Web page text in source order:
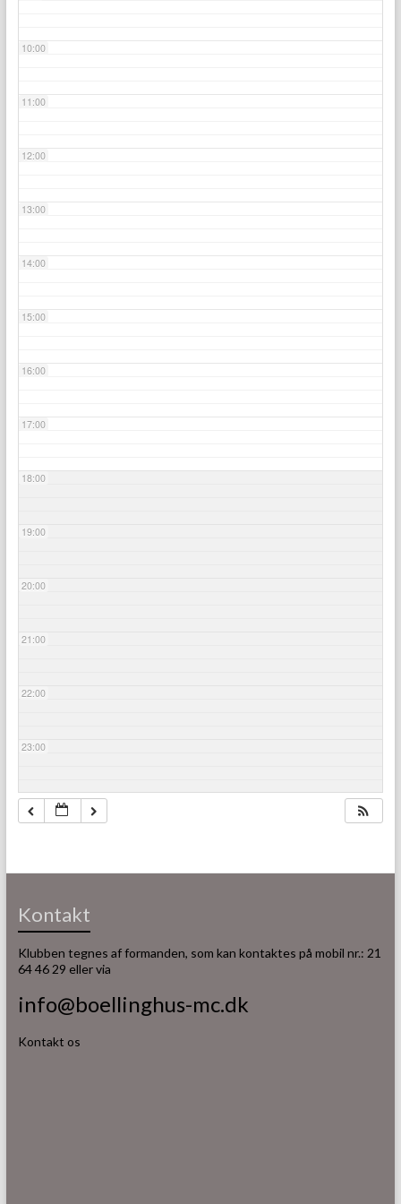
10:00
11:00
12:00
13:00
14:00
15:00
16:00
17:00
18:00
19:00
20:00
21:00
22:00
23:00
Kontakt
Klubben tegnes af formanden, som kan kontaktes på mobil nr.: 21
64 46 29 eller via
info@boellinghus-mc.dk
Kontakt os